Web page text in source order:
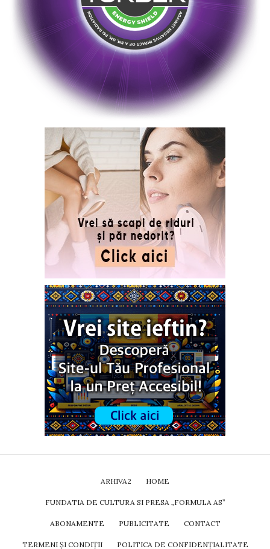
ARHIVA2 HOME
FUNDATIA DE CULTURA SI PRESA „FORMULA AS”
ABONAMENTE PUBLICITATE CONTACT
TERMENI ȘI CONDIȚII POLITICA DE CONFIDENȚIALITATE